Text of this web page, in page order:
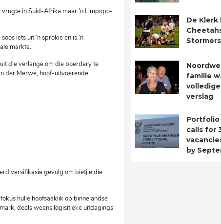
in Suid-Afrika maar ’n Limpopo-
iets uit ’n sprokie en is ’n
markte.
die verlange om die boerdery te
der Merwe, hoof-uitvoerende
gevolg om bietjie die
hulle hoofsaaklik op binnelandse
deels weens logisitieke uitdagings
De Klerk
familie
verslag
calls for
by